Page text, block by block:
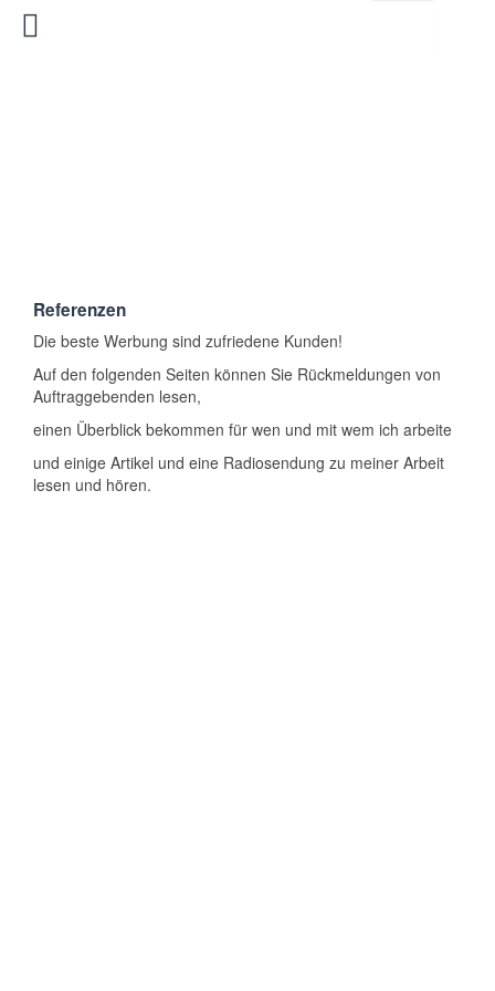
Referenzen
Die beste Werbung sind zufriedene Kunden!
Auf den folgenden Seiten können Sie Rückmeldungen von
Auftraggebenden lesen,
einen Überblick bekommen für wen und mit wem ich arbeite
und einige Artikel und eine Radiosendung zu meiner Arbeit
lesen und hören.